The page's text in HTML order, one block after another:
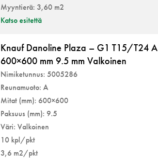
Myyntierä: 3,60 m2
Katso esitettä
Knauf Danoline Plaza – G1 T15/T24 A
600×600 mm 9.5 mm Valkoinen
Nimiketunnus: 5005286
Reunamuoto: A
Mitat (mm): 600×600
Paksuus (mm): 9.5
Väri: Valkoinen
10 kpl/pkt
3,6 m2/pkt